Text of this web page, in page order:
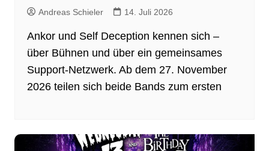
Andreas Schieler 14. Juli 2026
Ankor und Self Deception kennen sich –
über Bühnen und über ein gemeinsames
Support-Netzwerk. Ab dem 27. November
2026 teilen sich beide Bands zum ersten